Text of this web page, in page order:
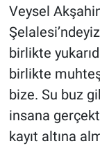
Veysel
birlikte
birlikte
bize. Su buz
insana
kayıt altına